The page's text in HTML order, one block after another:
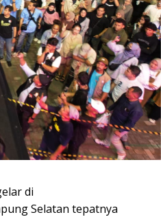
di
Selatan tepatnya